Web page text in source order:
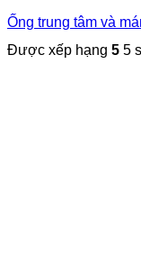
Ống trung tâm và
Được xếp hạng 5 5